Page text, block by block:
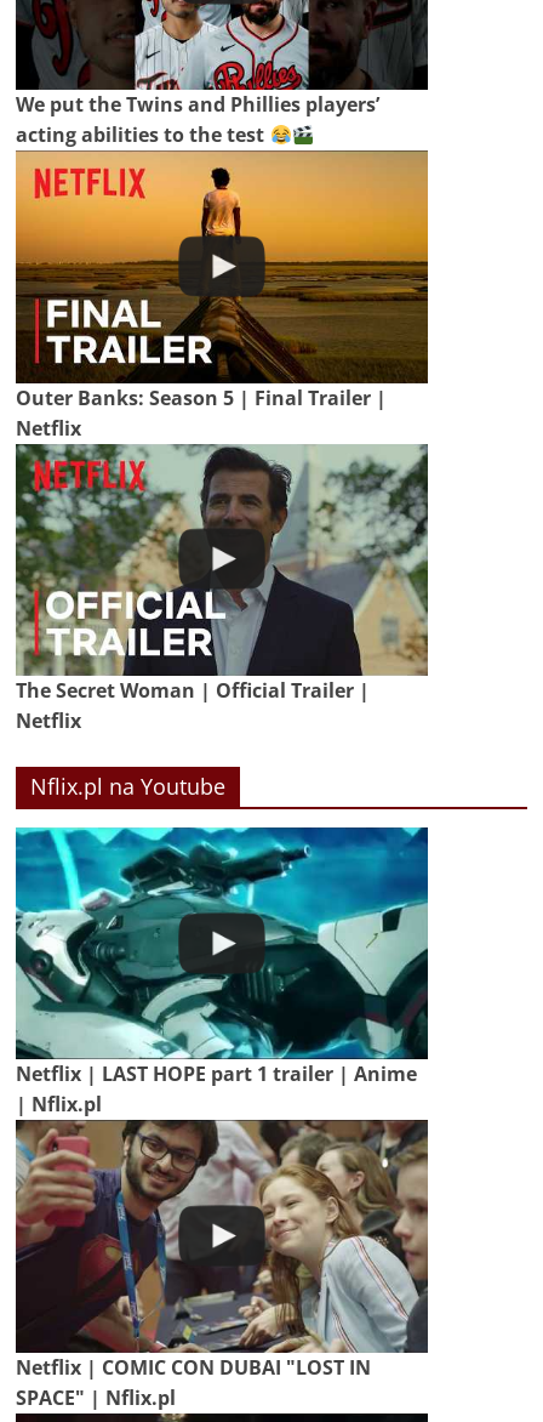
We put the Twins and Phillies players’
acting abilities to the test
Outer Banks: Season 5 | Final Trailer |
Netflix
The Secret Woman | Official Trailer |
Netflix
Nflix.pl na Youtube
Netflix | LAST HOPE part 1 trailer | Anime
| Nflix.pl
Netflix | COMIC CON DUBAI "LOST IN
SPACE" | Nflix.pl